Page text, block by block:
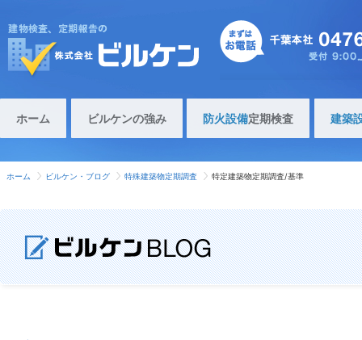
ホーム ビルケンの強み 防火設備定期検査 建築
ホーム ビルケン・ブログ 特殊建築物定期調査 特定建築物定期調査/基準